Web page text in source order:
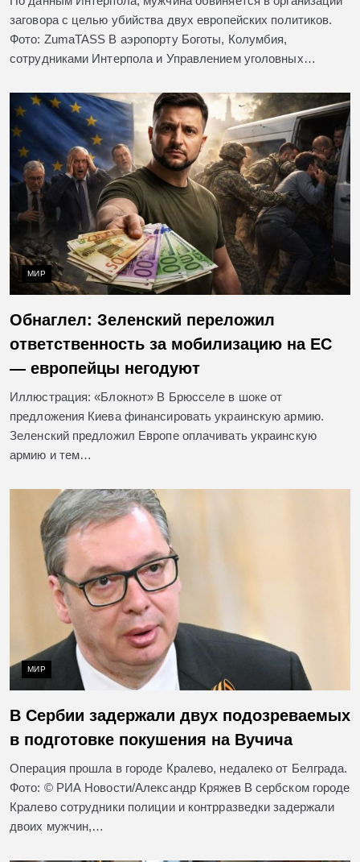
заговора с целью убийства двух европейских политиков.
Фото: ZumaTASS В аэропорту Боготы, Колумбия,
сотрудниками Интерпола и Управлением уголовных…
МИР
Обнаглел: Зеленский переложил
ответственность за мобилизацию на ЕС
— европейцы негодуют
Иллюстрация: «Блокнот» В Брюсселе в шоке от
предложения Киева финансировать украинскую армию.
Зеленский предложил Европе оплачивать украинскую
армию и тем…
МИР
В Сербии задержали двух подозреваемых
в подготовке покушения на Вучича
Операция прошла в городе Кралево, недалеко от Белграда.
Фото: © РИА Новости/Александр Кряжев В сербском городе
Кралево сотрудники полиции и контрразведки задержали
двоих мужчин,…